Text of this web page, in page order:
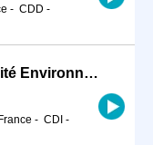
- CDD -
Ingénieur Qualité Hygiène Sécurité Environnement (QHSE) (H/F)
- CDI -